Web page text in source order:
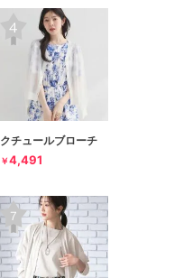
クチュールブローチ
￥4,491